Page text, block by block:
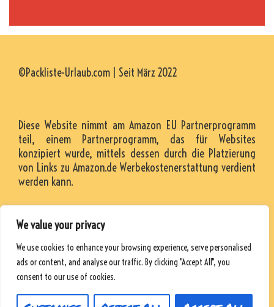
We value your privacy
We use cookies to enhance your browsing experience, serve personalised
ads or content, and analyse our traffic. By clicking "Accept All", you
consent to our use of cookies.
©Packliste-Urlaub.com | Seit März 2022
Diese Website nimmt am Amazon EU Partnerprogramm
teil, einem Partnerprogramm, das für Websites
konzipiert wurde, mittels dessen durch die Platzierung
von Links zu Amazon.de Werbekostenerstattung verdient
werden kann.
RESSOURCEN
DATENSCHUTZRICHTLINIE